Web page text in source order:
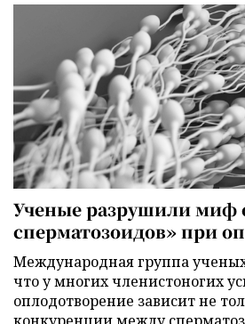
Ученые разрушили миф
сперматозоидов» при
Международная группа
что у многих членистоногих
оплодотворение зависит не